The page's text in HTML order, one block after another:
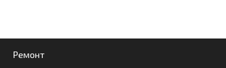
Ремонт